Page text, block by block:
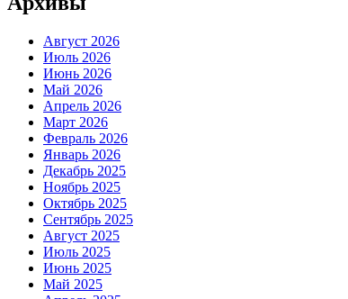
Август 2026
Июль 2026
Июнь 2026
Май 2026
Апрель 2026
Март 2026
Февраль 2026
Январь 2026
Декабрь 2025
Ноябрь 2025
Октябрь 2025
Сентябрь 2025
Август 2025
Июль 2025
Июнь 2025
Май 2025